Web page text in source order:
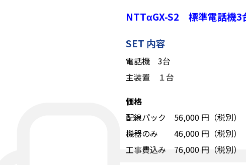
NTTαGX-S2 標準電話機3
SET 内容
電話機 3台
主装置 １台
価格
配線パック 56,000 円（税別）
機器のみ 46,000 円（税別）
工事費込み 76,000 円（税別）